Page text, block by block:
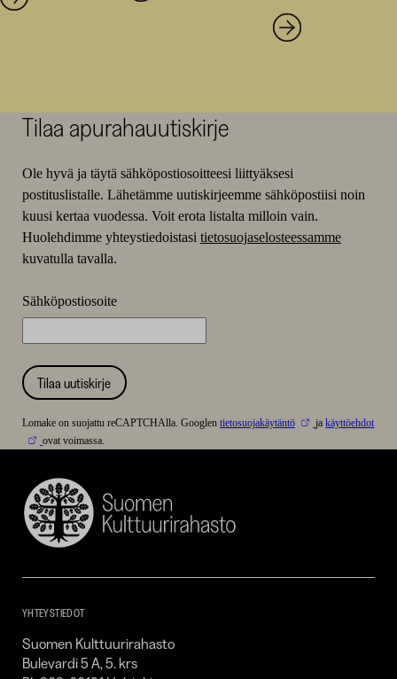
Tilaa apurahauutiskirje
Ole hyvä ja täytä sähköpostiosoitteesi liittyäksesi
postituslistalle. Lähetämme uutiskirjeemme sähköpostiisi noin
kuusi kertaa vuodessa. Voit erota listalta milloin vain.
Huolehdimme yhteystiedoistasi tietosuojaselosteessamme
kuvatulla tavalla.
Sähköpostiosoite
Tilaa uutiskirje
Lomake on suojattu reCAPTCHAlla. Googlen tietosuojakäytäntö jakäyttöehdot
ovat voimassa.
Suomen
Kulttuurirahasto
YHTEYSTIEDOT
Suomen Kulttuurirahasto
Bulevardi 5 A, 5. krs